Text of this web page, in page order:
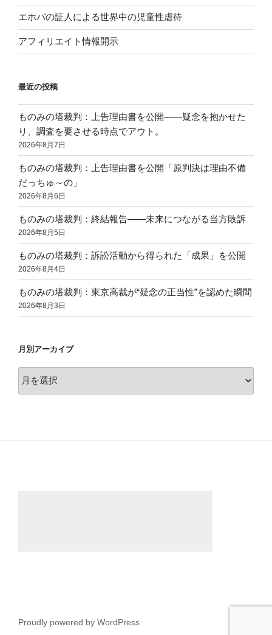
エホバの証人による世界中の児童性虐待
アフィリエイト情報開示
最近の投稿
ものみの塔裁判：上告理由書を公開——疑念を抱かせた
り、調査を要させる時点でアウト。
2026年8月7日
ものみの塔裁判：上告理由書を公開「原判決は理由不備
だっちゅ～の」
2026年8月6日
ものみの塔裁判：終結報告——未来につながる当方敗訴
2026年8月5日
ものみの塔裁判：訴訟活動から得られた「成果」を公開
2026年8月4日
ものみの塔裁判：東京高裁が“疑念の正当性”を認めた瞬間
2026年8月3日
月別アーカイブ
別
Proudly powered by WordPress